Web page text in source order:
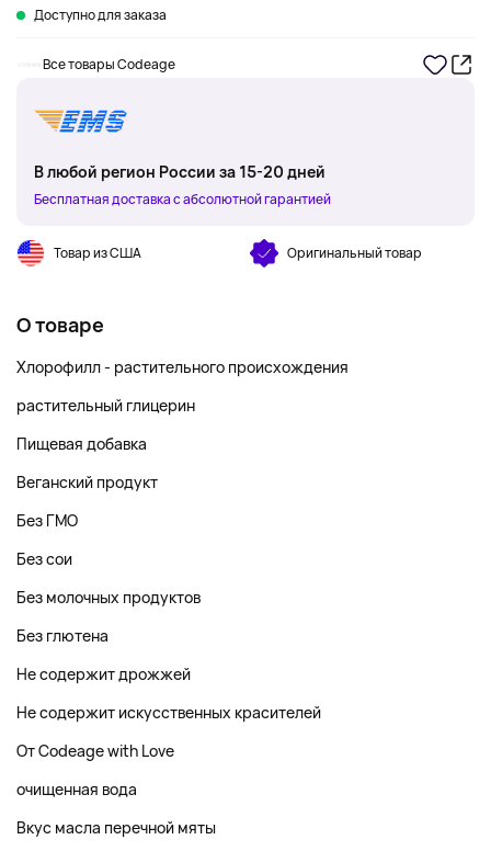
Доступно для заказа
Все товары Codeage
В любой регион России за 15-20 дней
Бесплатная доставка с абсолютной гарантией
Товар из США Оригинальный товар
О товаре
Хлорофилл - растительного происхождения
растительный глицерин
Пищевая добавка
Веганский продукт
Без ГМО
Без сои
Без молочных продуктов
Без глютена
Не содержит дрожжей
Не содержит искусственных красителей
От Codeage with Love
очищенная вода
Вкус масла перечной мяты